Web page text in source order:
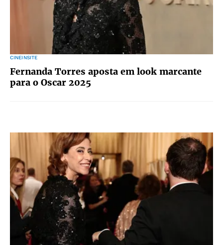
CINEINSITE
Fernanda Torres aposta em look marcante
para o Oscar 2025